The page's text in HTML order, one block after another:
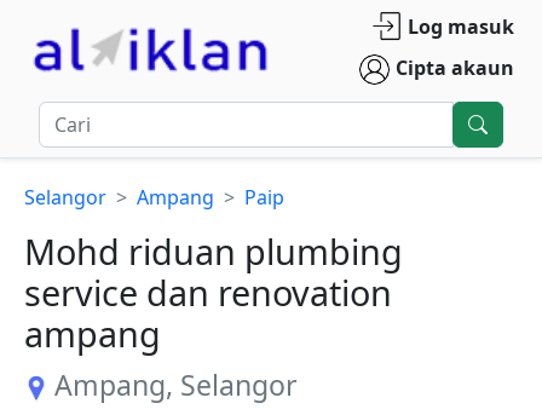
Log masuk
Cipta akaun
Selangor Ampang Paip
Mohd riduan plumbing
service dan renovation
ampang
Ampang, Selangor